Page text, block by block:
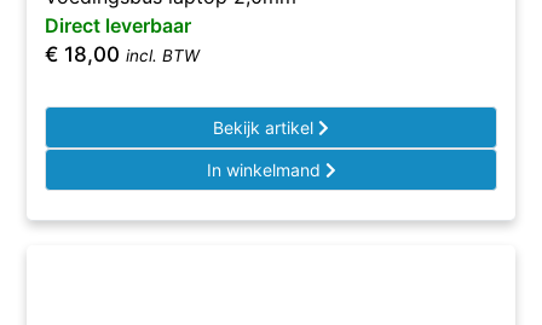
Direct leverbaar
€ 18,00 incl. BTW
Bekijk artikel
In winkelmand